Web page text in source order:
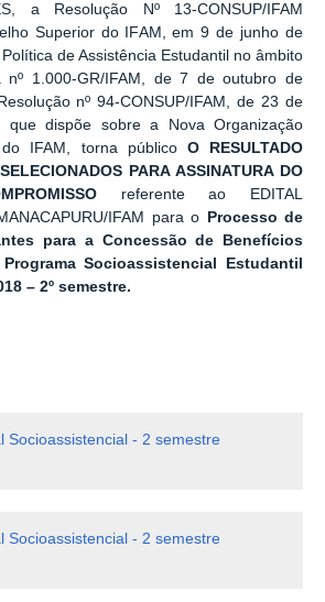
a Resolução Nº 13-CONSUP/IFAM
Superior do IFAM, em 9 de junho de
de Assistência Estudantil no âmbito
nº 1.000-GR/IFAM, de 7 de outubro de
nº 94-CONSUP/IFAM, de 23 de
que dispõe sobre a Nova Organização
do IFAM, torna público O RESULTADO
PARA ASSINATURA DO
referente ao EDITAL
IFAM para o
Processo de
para a Concessão de Benefícios
Socioassistencial Estudantil
– 2º semestre.
Socioassistencial - 2 semestre
Socioassistencial - 2 semestre